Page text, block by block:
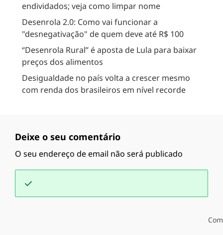
endividados; veja como limpar nome
Desenrola 2.0: Como vai funcionar a
"desnegativação" de quem deve até R$ 100
“Desenrola Rural” é aposta de Lula para baixar
preços dos alimentos
Desigualdade no país volta a crescer mesmo
com renda dos brasileiros em nível recorde
Deixe o seu comentário
O seu endereço de email não será publicado